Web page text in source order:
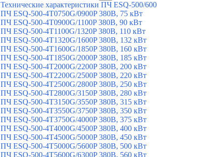
Технические характеристики ПЧ ESQ-500/600
ПЧ ESQ-500-4T0750G/0900P 380В, 75 кВт
ПЧ ESQ-500-4T0900G/1100P 380В, 90 кВт
ПЧ ESQ-500-4T1100G/1320P 380В, 110 кВт
ПЧ ESQ-500-4T1320G/1600P 380В, 132 кВт
ПЧ ESQ-500-4T1600G/1850P 380В, 160 кВт
ПЧ ESQ-500-4T1850G/2000P 380В, 185 кВт
ПЧ ESQ-500-4T2000G/2200P 380В, 200 кВт
ПЧ ESQ-500-4T2200G/2500P 380В, 220 кВт
ПЧ ESQ-500-4T2500G/2800P 380В, 250 кВт
ПЧ ESQ-500-4T2800G/3150P 380В, 280 кВт
ПЧ ESQ-500-4T3150G/3550P 380В, 315 кВт
ПЧ ESQ-500-4T3550G/3750P 380В, 350 кВт
ПЧ ESQ-500-4T3750G/4000P 380В, 375 кВт
ПЧ ESQ-500-4T4000G/4500P 380В, 400 кВт
ПЧ ESQ-500-4T4500G/5000P 380В, 450 кВт
ПЧ ESQ-500-4T5000G/5600P 380В, 500 кВт
ПЧ ESQ-500-4T5600G/6300P 380В, 560 кВт